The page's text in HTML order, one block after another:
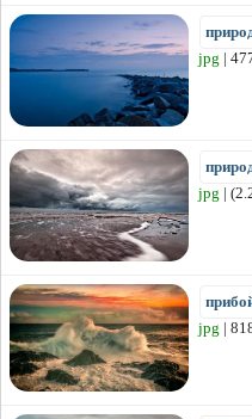
jpg |
jpg |
jpg |